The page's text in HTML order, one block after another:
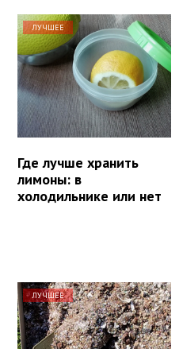
ЛУЧШЕЕ
Где лучше хранить
лимоны: в
холодильнике или нет
ЛУЧШЕЕ